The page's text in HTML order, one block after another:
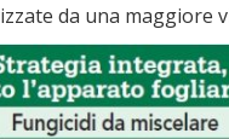
da una maggiore